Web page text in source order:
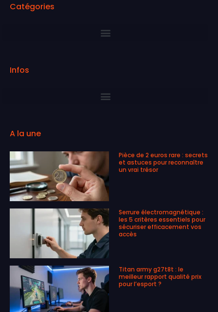
Catégories
Infos
A la une
Pièce de 2 euros rare : secrets
et astuces pour reconnaître
un vrai trésor
Serrure électromagnétique :
les 5 critères essentiels pour
sécuriser efficacement vos
accès
Titan army g27t8t : le
meilleur rapport qualité prix
pour l’esport ?